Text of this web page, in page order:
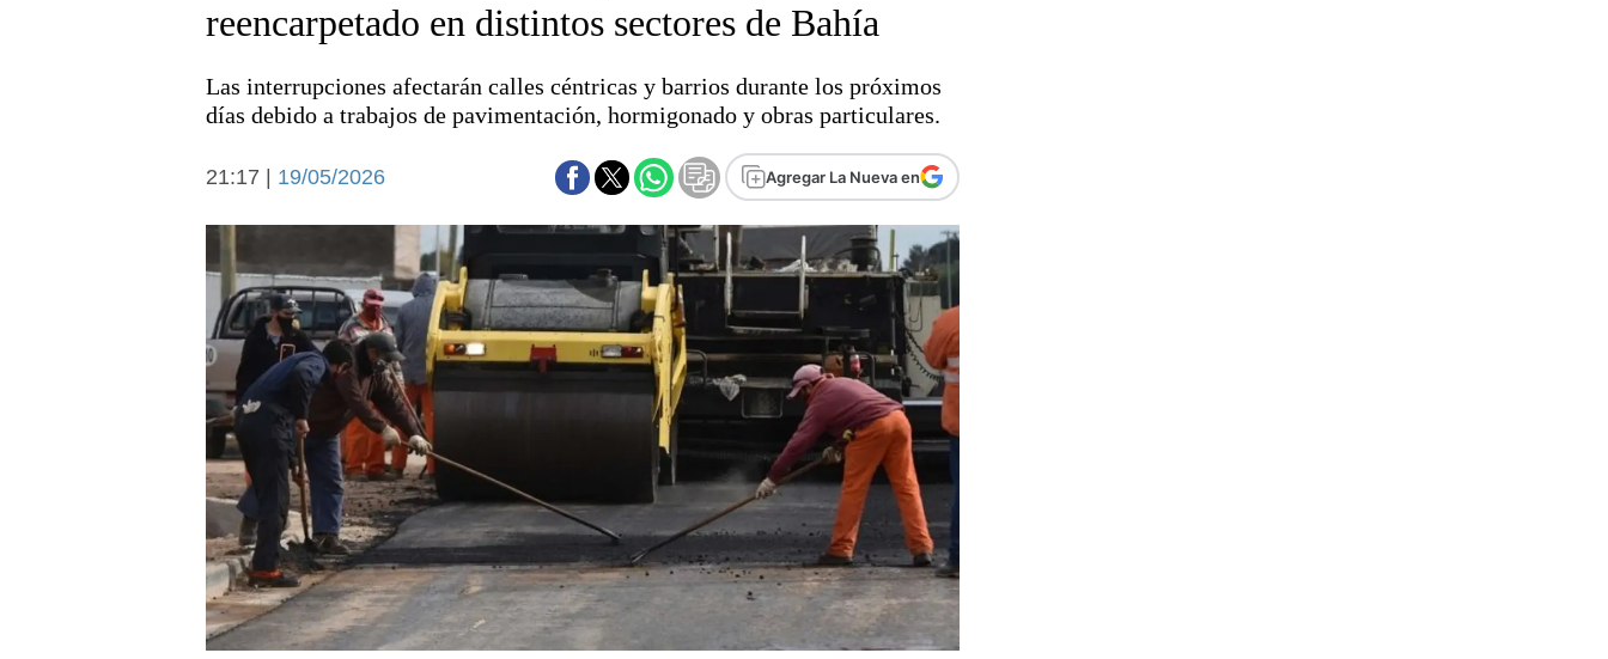
Seguridad
Deportes
Escenario Olímpico
Liga del Sur
Básquetbol
Fútbol
Federal A
Arte y cultura
Aplausos
Cines
Economía y campo
Economía y finanzas
Con el campo
Espacio empresas
Sociedad y tiempo libre
Salud
Es viral
El tiempo
Fúnebres
reencarpetado en distintos sectores de Bahía
Las interrupciones afectarán calles céntricas y barrios durante los próximos
días debido a trabajos de pavimentación, hormigonado y obras particulares.
Agregar La Nueva en
21:17 | 19/05/2026